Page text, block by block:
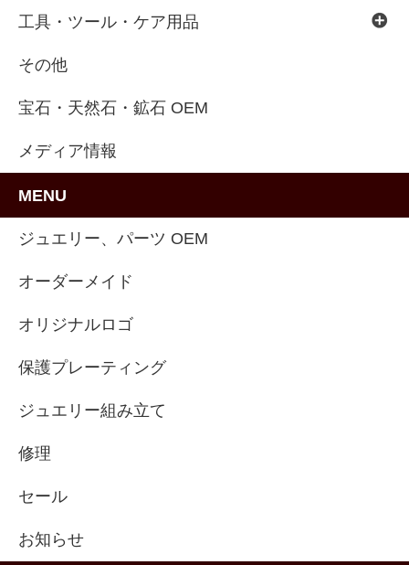
工具・ツール・ケア用品
その他
宝石・天然石・鉱石 OEM
メディア情報
MENU
ジュエリー、パーツ OEM
オーダーメイド
オリジナルロゴ
保護プレーティング
ジュエリー組み立て
修理
セール
お知らせ